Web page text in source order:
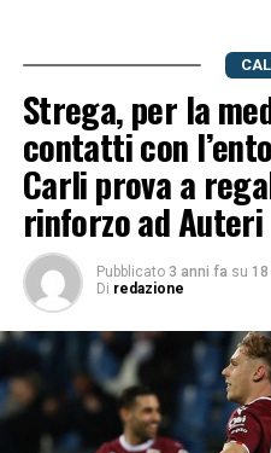
Strega, per la
contatti con
Carli prova a
rinforzo ad Auteri
Pubblicato 3 anni fa su 18
Di redazione